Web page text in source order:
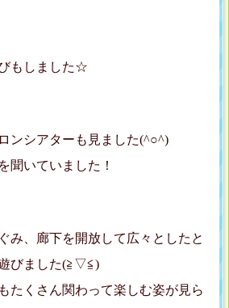
もしました☆
ンシアターも見ました(^○^)
聞いていました！
み、廊下を開放して広々としたと
びました(≧▽≦)
たくさん関わって楽しむ姿が見ら